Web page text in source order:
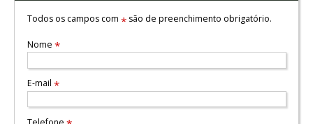
Todos os campos com *são de preenchimento obrigatório.
Nome *
E-mail *